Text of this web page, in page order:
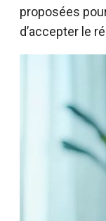
proposées
d’accepter le